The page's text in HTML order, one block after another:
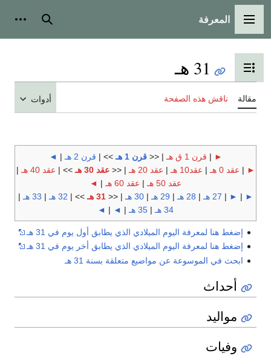
القائمة الرئيسية
المعرفة بحث
تبديل عرض جدول المحتويات
31 هـ
مقالة ناقش هذه الصفحة أدوات
►
| قرن 1 ق هـ | <<قرن 1 هـ >> | قرن 2 هـ |
◄
►
| عقد 0 هـ | عقد10 هـ | عقد 20 هـ | <<عقد 30 هـ >> | عقد 40 هـ
|
عقد 50 هـ
| عقد 60 هـ |
◄
►
|
►
| 27 هـ | 28 هـ | 29 هـ |30 هـ | <<31 هـ >> | 32 هـ | 33 هـ
|
34 هـ
| 35 هـ |
◄
|
◄
إضغط هنا لمعرفة اليوم الميلادي الذي يطابق أول يوم في 31 هـ
إضغط هنا لمعرفة اليوم الميلادي الذي يطابق أخر يوم في 31 هـ
ابحث في الموسوعة عن مواضيع متعلقة بسنة 31 هـ
أحداث
مواليد
وفيات